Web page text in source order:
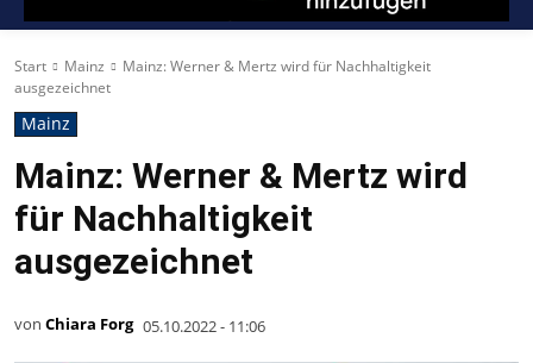
Start Mainz
Mainz: Werner & Mertz wird für Nachhaltigkeit
ausgezeichnet
Mainz
Mainz: Werner & Mertz wird
für Nachhaltigkeit
ausgezeichnet
von Chiara Forg 05.10.2022 - 11:06